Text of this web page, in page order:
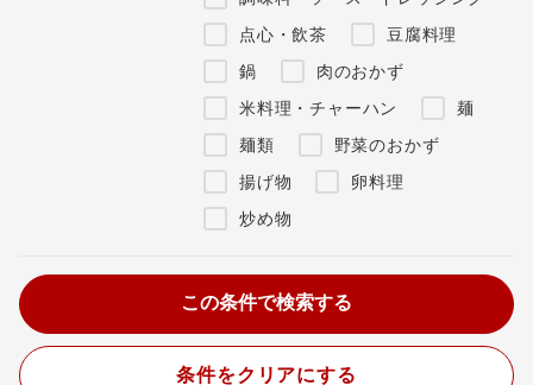
点心・飲茶
豆腐料理
鍋
肉のおかず
米料理・チャーハン
麺
麺類
野菜のおかず
揚げ物
卵料理
炒め物
条件をクリアにする